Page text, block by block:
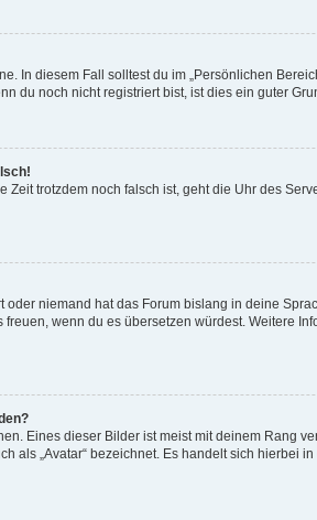
In diesem Fall solltest du im „Persönlichen
du noch nicht registriert bist, ist dies ein guter
trotzdem noch falsch ist, geht die Uhr des
niemand hat das Forum bislang in deine
wenn du es übersetzen würdest. Weitere
Eines dieser Bilder ist meist mit deinem Rang
als „Avatar“ bezeichnet. Es handelt sich hierbei